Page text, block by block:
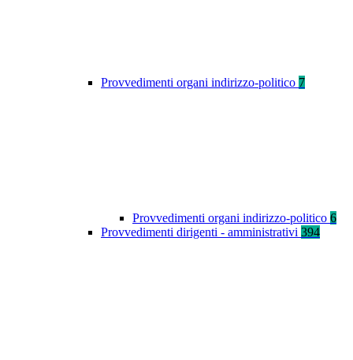
Provvedimenti organi indirizzo-politico 7
Provvedimenti organi indirizzo-politico 6
Provvedimenti dirigenti - amministrativi 394